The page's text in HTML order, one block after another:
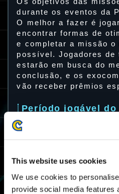
This website uses cookies
We use cookies to
provide social media features
durante os eventos da
O melhor a fazer é
encontrar formas de
e completar a missão o
possível. Jogadores de
estarão em busca do
conclusão, e os
vão receber prêmios
Período jogável do
22/12 2023 03:00 UTC
UTC
PST
Mapa